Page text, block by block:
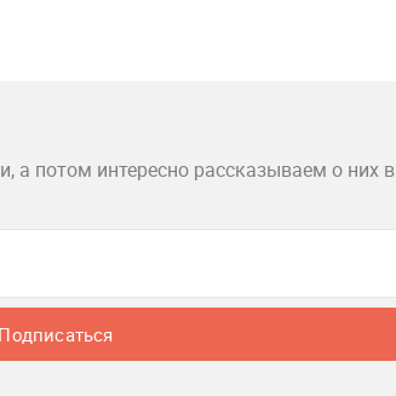
а потом интересно рассказываем о них в
Подписаться